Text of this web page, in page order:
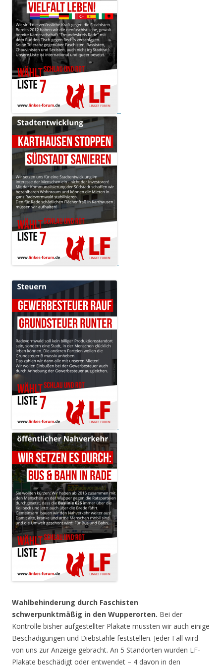
Wahlbehinderung durch Faschisten
schwerpunktmäßig in den Wupperorten. Bei der
Kontrolle bisher aufgestellter Plakate mussten wir auch einige
Beschädigungen und Diebstähle feststellen. Jeder Fall wird
von uns zur Anzeige gebracht. An 5 Standorten wurden LF-
Plakate beschädigt oder entwendet – 4 davon in den